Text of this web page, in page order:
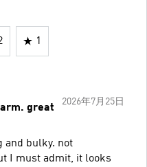
1
2026年7月25日
great
and bulky. not
I must admit, it looks